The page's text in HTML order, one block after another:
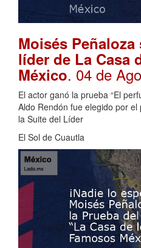
Moisés
líder de La Casa
México. 04 de
El actor ganó la prueba “El
Aldo Rendón fue elegido por
la Suite del Líder
El Sol de Cuautla